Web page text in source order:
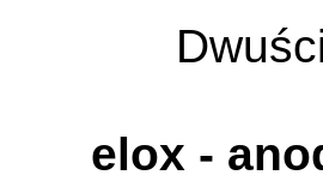
elox -